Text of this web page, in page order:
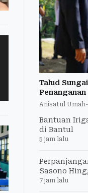
Talud
Penanganan
Anisatul Umah-
Bantuan
di Bantul
5 jam lalu
Sasono
7 jam lalu